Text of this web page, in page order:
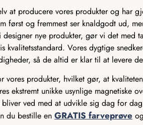
at producere vores produkter og har
først og fremmest ser knaldgodt ud,
nye produkter, gør vi det med
kvalitetsstandard. Vores dygtige
så de altid er klar til at levere
produkter, hvilket gør, at
ekstremt unikke usynlige magnetiske
ved med at udvikle sig dag for
du bestille en GRATIS farveprøve